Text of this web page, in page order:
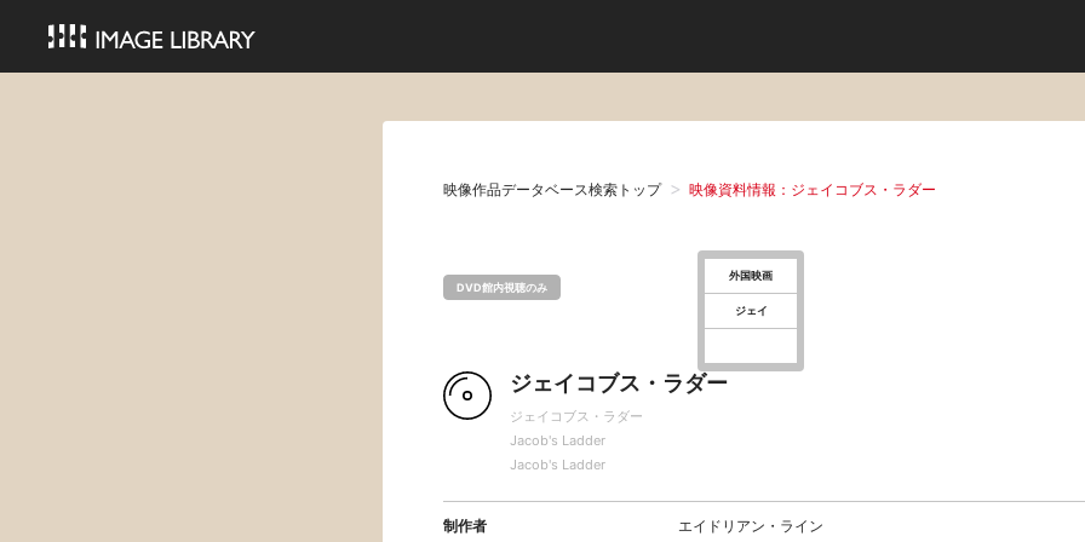
映像作品データベース検索トップ 映像資料情報：ジェイコブス・ラダー
DVD館内視聴のみ
外国映画
ジェイ
ジェイコブス・ラダー
ジェイコブス・ラダー
Jacob's Ladder
Jacob's Ladder
制作者 エイドリアン・ライン